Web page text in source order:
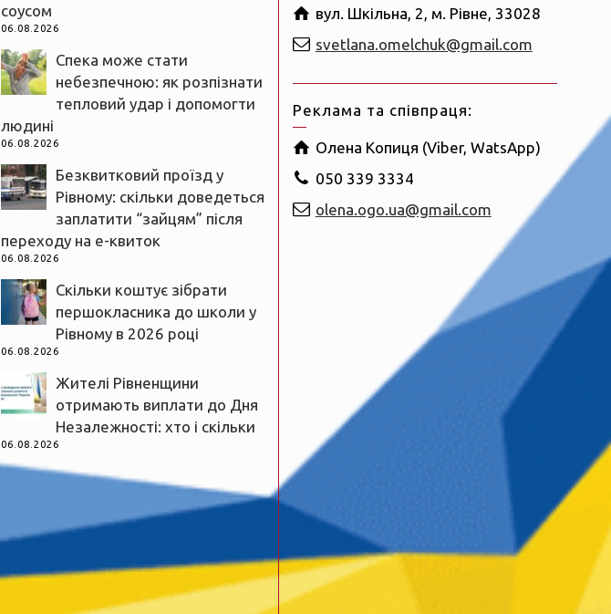
соусом
06.08.2026
Спека може стати
небезпечною: як розпізнати
тепловий удар і допомогти
людині
06.08.2026
Безквитковий проїзд у
Рівному: скільки доведеться
заплатити “зайцям” після
переходу на е-квиток
06.08.2026
Скільки коштує зібрати
першокласника до школи у
Рівному в 2026 році
06.08.2026
Жителі Рівненщини
отримають виплати до Дня
Незалежності: хто і скільки
06.08.2026
вул. Шкільна, 2, м. Рівне, 33028
svetlana.omelchuk@gmail.com
Реклама та співпраця:
Олена Копиця (Viber, WatsApp)
050 339 3334
olena.ogo.ua@gmail.com